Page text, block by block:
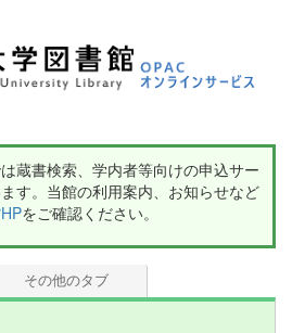
蔵書検索、学内者等向けの申込サー
す。当館の利用案内、お知らせなど
をご確認ください。
その他のタブ